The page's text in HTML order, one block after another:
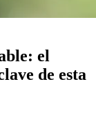
el
de esta